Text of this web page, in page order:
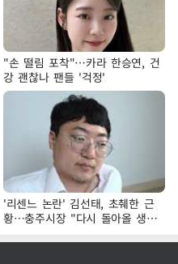
"손 떨림 포착"…카라 한승연, 건
강 괜찮나 팬들 '걱정'
'리센느 논란' 김선태, 초췌한 근
황…충주시장 "다시 돌아올 생
각?"